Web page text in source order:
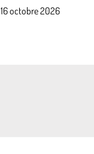
16 octobre 2026